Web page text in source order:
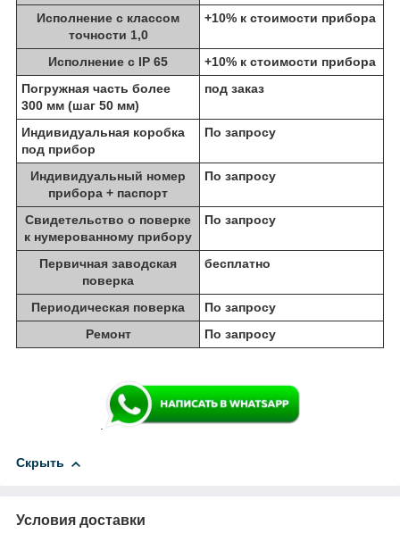
Исполнение с классом
точности 1,0
+10% к стоимости прибора
Исполнение с IP 65
+10% к стоимости прибора
Погружная часть более
300 мм (шаг 50 мм)
под заказ
Индивидуальная коробка
под прибор
По запросу
Индивидуальный номер
прибора + паспорт
По запросу
Свидетельство о поверке
к нумерованному прибору
По запросу
Первичная заводская
поверка
бесплатно
Периодическая поверка
По запросу
Ремонт
По запросу
.
Скрыть
Условия доставки